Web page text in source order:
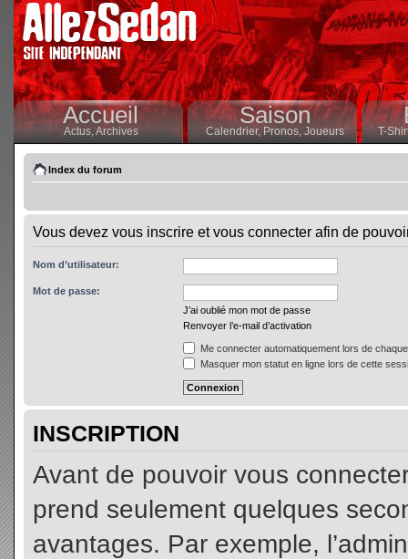
Accueil
Actus,Archives
Saison
Calendrier,Pronos, Joueurs T-
Index du forum
Vous devez vous inscrire et vous connecter afin de
Nom d’utilisateur:
Mot de passe:
J’ai oublié mon mot de passe
Renvoyer l’e-mail d’activation
Me connecter automatiquement lors de
Masquer mon statut en ligne lors de cette
INSCRIPTION
Avant de pouvoir vous
prend seulement quelques
avantages. Par exemple,